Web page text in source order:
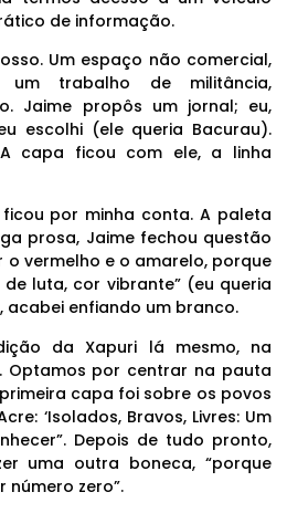
de informação.
Um espaço não comercial,
um trabalho de militância,
Jaime propôs um jornal; eu,
escolhi (ele queria Bacurau).
capa ficou com ele, a linha
por minha conta. A paleta
prosa, Jaime fechou questão
o vermelho e o amarelo, porque
luta, cor vibrante” (eu queria
enfiando um branco.
da Xapuri lá mesmo, na
Optamos por centrar na pauta
capa foi sobre os povos
‘Isolados, Bravos, Livres: Um
Depois de tudo pronto,
uma outra boneca, “porque
zero”.